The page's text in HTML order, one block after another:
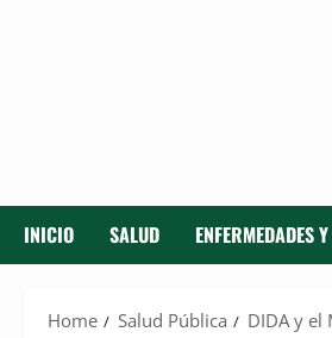
INICIO SALUD ENFERMEDADES
Home Salud Pública DIDA y el